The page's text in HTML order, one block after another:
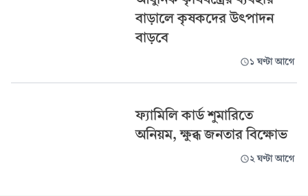
বাড়ালে কৃষকদের উৎপাদন
বাড়বে
১ ঘণ্টা আগে
ফ্যামিলি কার্ড শুমারিতে
অনিয়ম, ক্ষুব্ধ জনতার বিক্ষোভ
২ ঘণ্টা আগে